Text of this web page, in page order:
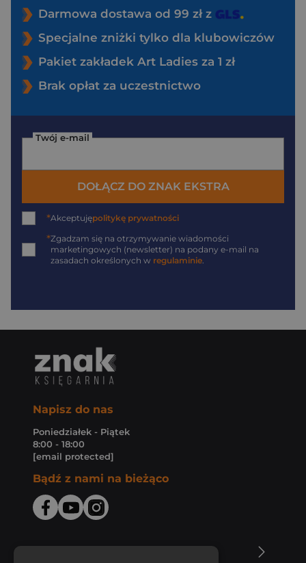
Darmowa dostawa od 99 zł z
Specjalne zniżki tylko dla klubowiczów
Pakiet zakładek Art Ladies za 1 zł
Brak opłat za uczestnictwo
Twój e-mail
DOŁĄCZ DO ZNAK EKSTRA
*Akceptujępolitykę prywatności
*Zgadzam się na otrzymywanie wiadomości
marketingowych (newsletter) na podany e-mail na
zasadach określonych w regulaminie.
Napisz do nas
Poniedziałek - Piątek
8:00 - 18:00
[email protected]
Bądź z nami na bieżąco